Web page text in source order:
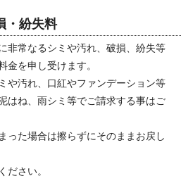
・紛失料
非常なるシミや汚れ、破損、紛失等
金を申し受けます。
や汚れ、口紅やファンデーション等
はね、雨シミ等でご請求する事はご
った場合は擦らずにそのままお戻し
ださい。